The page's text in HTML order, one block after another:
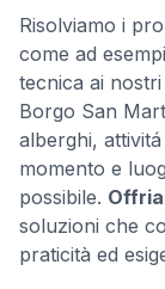
Risolviamo i
come ad
tecnica ai
Borgo San
alberghi,
momento e
possibile.
soluzioni che
praticità ed